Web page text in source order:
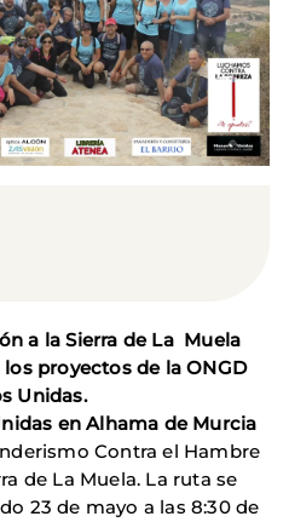
a la Sierra de La Muela
proyectos de la ONGD
Unidas.
en Alhama de Murcia
Contra el Hambre
de La Muela. La ruta se
23 de mayo a las 8:30 de